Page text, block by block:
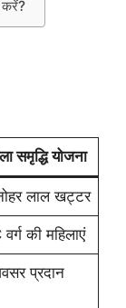
करें?
समृद्धि योजना
लाल खट्टर
की महिलाएं
प्रदान